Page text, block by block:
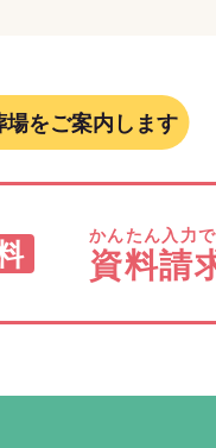
をご案内します
かんたん入力
資料請